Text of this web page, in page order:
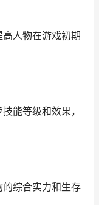
人物在游戏初期
能等级和效果，
综合实力和生存